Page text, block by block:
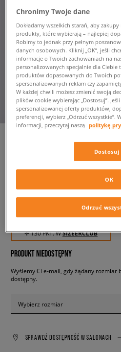
LEVI'S POLO LEVIS HM POLO
BLUES
✛ 130 PKT. WSIZEERCLUB
PRODUKT NIEDOSTĘPNY
Wyślemy Ci e-mail, gdy żądany rozmiar
dostępny.
Wybierz rozmiar
SPRAWDŹ DOSTĘPNOŚĆ W SALONACH
Chronimy Twoje dane
Dokładamy wszelkich starań, aby
produkty, które wybierają – najlepiej
Robimy to jednak przy pełnym
danych osobowych. Kliknij „OK”, jeśli
informacje o Twoich zachowaniach na
personalizowanych specjalnie dla Ciebie
produktów dopasowanych do Twoich
spersonalizowanych reklam czy
W każdej chwili możesz zmienić swoją
plików cookie wybierając „Dostosuj”.
spersonalizowanej oferty produktów,
preferencji, wybierz „Odrzuć wszystkie”.
informacji, przeczytaj naszą politykę
Dostosuj
Odrzuć
OK